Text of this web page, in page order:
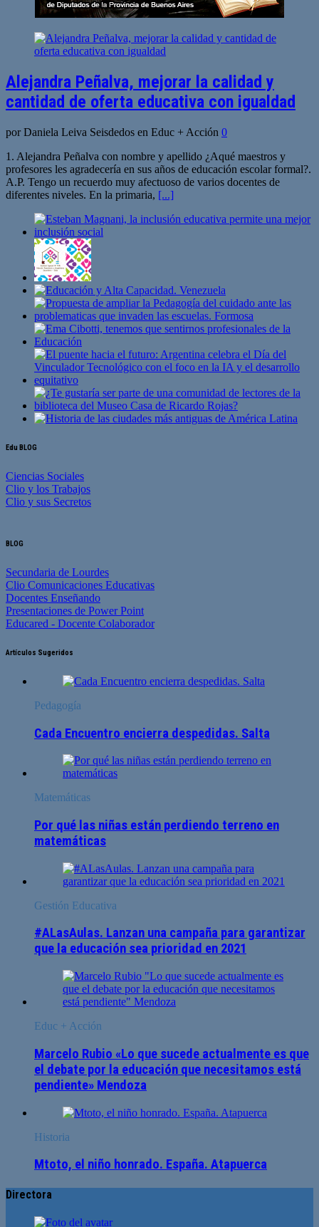
Alejandra Peñalva, mejorar la calidad y
cantidad de oferta educativa con igualdad
por Daniela Leiva Seisdedos en Educ + Acción 0
1. Alejandra Peñalva con nombre y apellido ¿Aqué maestros y
profesores les agradecería en sus años de educación escolar formal?.
A.P. Tengo un recuerdo muy afectuoso de varios docentes de
diferentes niveles. En la primaria, [...]
Edu BLOG
Ciencias Sociales
Clio y los Trabajos
Clio y sus Secretos
BLOG
Secundaria de Lourdes
Clio Comunicaciones Educativas
Docentes Enseñando
Presentaciones de Power Point
Educared - Docente Colaborador
Artículos Sugeridos
Pedagogía
Cada Encuentro encierra despedidas. Salta
Matemáticas
Por qué las niñas están perdiendo terreno en
matemáticas
Gestión Educativa
#ALasAulas. Lanzan una campaña para garantizar
que la educación sea prioridad en 2021
Educ + Acción
Marcelo Rubio «Lo que sucede actualmente es que
el debate por la educación que necesitamos está
pendiente» Mendoza
Historia
Mtoto, el niño honrado. España. Atapuerca
Directora